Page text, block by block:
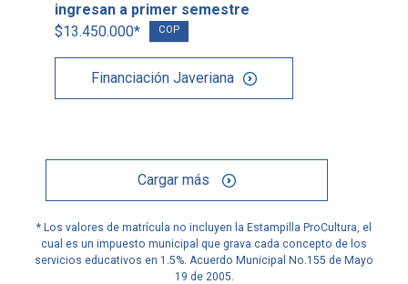
ingresan a primer semestre
$13.450.000*
COP
Financiación Javeriana
Cargar más
* Los valores de matrícula no incluyen la Estampilla ProCultura, el
cual es un impuesto municipal que grava cada concepto de los
servicios educativos en 1.5%. Acuerdo Municipal No.155 de Mayo
19 de 2005.